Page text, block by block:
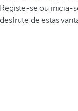
Registe-se ou inicia-
desfrute de estas